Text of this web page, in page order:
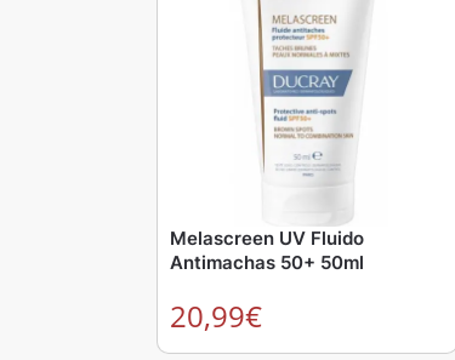
Melascreen UV Fluido
Antimachas 50+ 50ml
20,99€